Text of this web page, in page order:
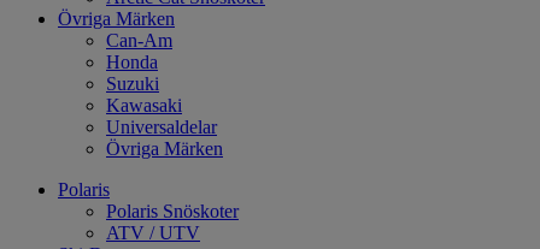
Övriga Märken
Can-Am
Honda
Suzuki
Kawasaki
Universaldelar
Övriga Märken
Polaris
Polaris Snöskoter
ATV / UTV